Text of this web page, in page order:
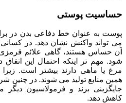
حساسیت پوستی
پوست به عنوان خط دفاعی بدن در
می تواند واکنش نشان دهد. در کسانی
آن حساس هستند، گاهی علائم
شود. مهم تر اینکه احتمال این
مرغ یا ماهی دارند بیشتر است.
همین منابع تولید می شوند. در چنین
جایگزینی برند و فرمولاسیون
کاهش دهد.